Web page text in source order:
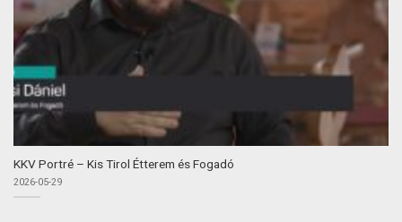
KKV Portré – Kis Tirol Étterem és Fogadó
2026-05-29